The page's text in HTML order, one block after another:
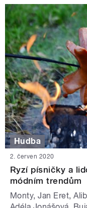
Hudba
2. červen 2020
Ryzí písničky a
módním trendům
Monty, Jan Eret,